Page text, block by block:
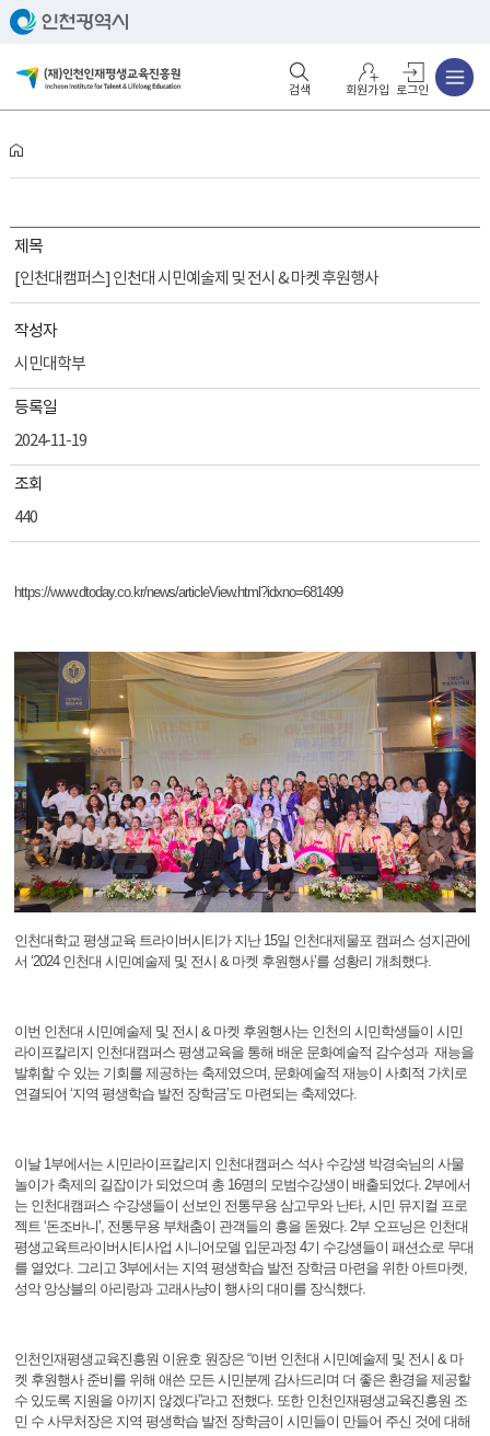
회원가입 로그인
제목
[인천대캠퍼스] 인천대 시민예술제 및 전시 & 마켓 후원행사
작성자
시민대학부
등록일
2024-11-19
조회
440
https://www.dtoday.co.kr/news/articleView.html?idxno=681499
인천대학교 평생교육 트라이버시티가 지난 15일 인천대제물포 캠퍼스 성지관에
서 ‘2024 인천대 시민예술제 및 전시 & 마켓 후원행사’를 성황리 개최했다.
이번 인천대 시민예술제 및 전시 & 마켓 후원행사는 인천의 시민학생들이 시민
라이프칼리지 인천대캠퍼스 평생교육을 통해 배운 문화예술적 감수성과 재능을
발휘할 수 있는 기회를 제공하는 축제였으며, 문화예술적 재능이 사회적 가치로
연결되어 ‘지역 평생학습 발전 장학금’도 마련되는 축제였다.
이날 1부에서는 시민라이프칼리지 인천대캠퍼스 석사 수강생 박경숙님의 사물
놀이가 축제의 길잡이가 되었으며 총 16명의 모범수강생이 배출되었다. 2부에서
는 인천대캠퍼스 수강생들이 선보인 전통무용 삼고무와 난타, 시민 뮤지컬 프로
젝트 ‘돈조바니’, 전통무용 부채춤이 관객들의 흥을 돋웠다. 2부 오프닝은 인천대
평생교육트라이버시티사업 시니어모델 입문과정 4기 수강생들이 패션쇼로 무대
를 열었다. 그리고 3부에서는 지역 평생학습 발전 장학금 마련을 위한 아트마켓,
성악 앙상블의 아리랑과 고래사냥이 행사의 대미를 장식했다.
인천인재평생교육진흥원 이윤호 원장은 “이번 인천대 시민예술제 및 전시 & 마
켓 후원행사 준비를 위해 애쓴 모든 시민분께 감사드리며 더 좋은 환경을 제공할
수 있도록 지원을 아끼지 않겠다”라고 전했다. 또한 인천인재평생교육진흥원 조
민 수 사무처장은 지역 평생학습 발전 장학금이 시민들이 만들어 주신 것에 대해